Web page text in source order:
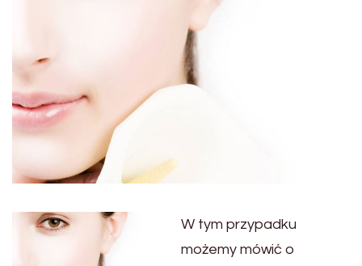
W tym przypadku
możemy mówić o